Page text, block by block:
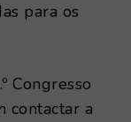
para os
Congresso
contactar a